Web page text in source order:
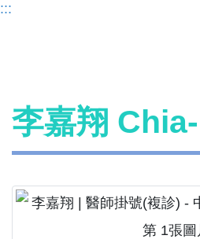
:::
李嘉翔